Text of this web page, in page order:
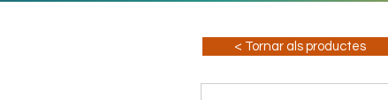
< Tornar als productes